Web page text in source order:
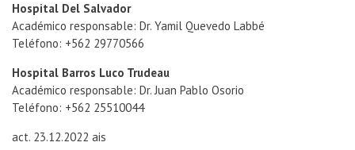
Hospital Del Salvador
Académico responsable: Dr. Yamil Quevedo Labbé
Teléfono: +562 29770566
Hospital Barros Luco Trudeau
Académico responsable: Dr. Juan Pablo Osorio
Teléfono: +562 25510044
act. 23.12.2022 ais